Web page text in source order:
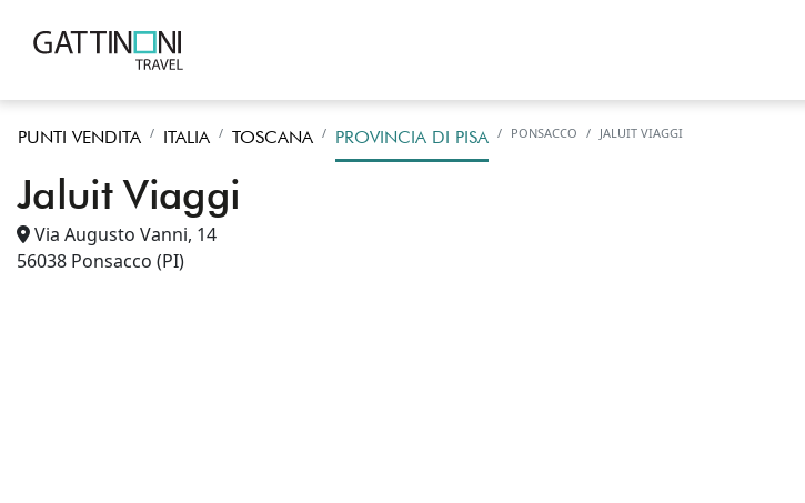
PUNTI VENDITA ITALIA TOSCANA PROVINCIA DI PISA PONSACCO JALUIT VIAGGI
Jaluit Viaggi
Via Augusto Vanni, 14
56038 Ponsacco (PI)